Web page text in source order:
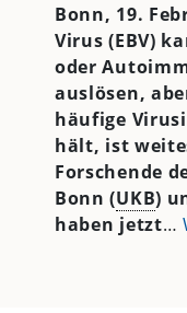
Bonn, 19.
Virus (EBV)
oder
auslösen,
häufige
hält, ist
Forschende
Bonn (UKB)
haben jetzt…